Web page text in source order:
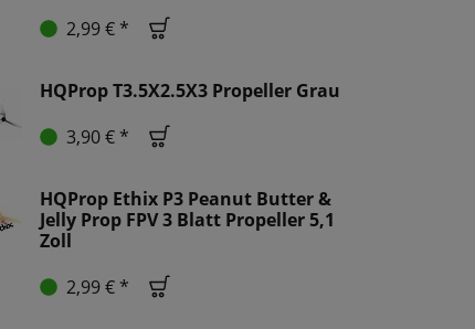
2,99 € *
HQProp T3.5X2.5X3 Propeller Grau
3,90 € *
HQProp Ethix P3 Peanut Butter &
Jelly Prop FPV 3 Blatt Propeller 5,1
Zoll
2,99 € *